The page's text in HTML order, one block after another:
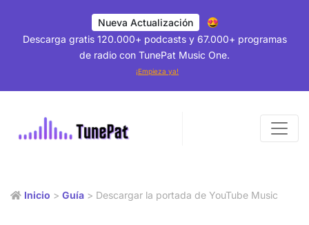
Nueva Actualización
Descarga gratis 120.000+ podcasts y 67.000+ programas
de radio con TunePat Music One.
¡Empieza ya!
Inicio > Guía > Descargar la portada de YouTube Music